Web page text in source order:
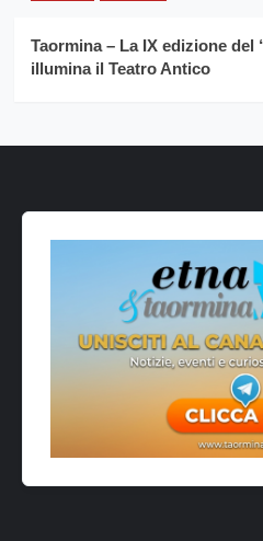
Taormina – La IX edizione del
illumina il Teatro Antico